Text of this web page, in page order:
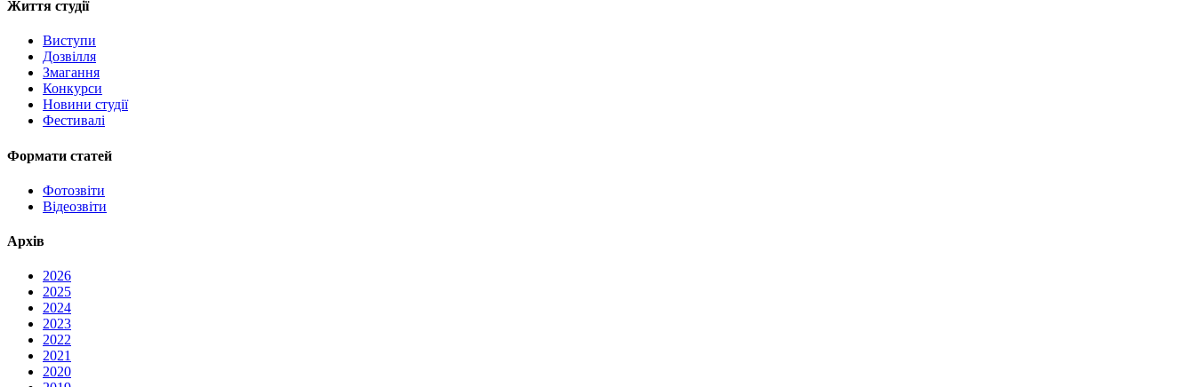
Життя студії
Виступи
Дозвілля
Змагання
Конкурси
Новини студії
Фестивалі
Формати статей
Фотозвіти
Відеозвіти
Архів
2026
2025
2024
2023
2022
2021
2020